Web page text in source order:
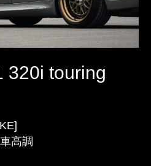
320i touring
R車高調